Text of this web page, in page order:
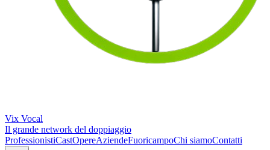
Vix Vocal
Il grande network del doppiaggio
ProfessionistiCastOpereAziendeFuoricampoChi siamoContatti